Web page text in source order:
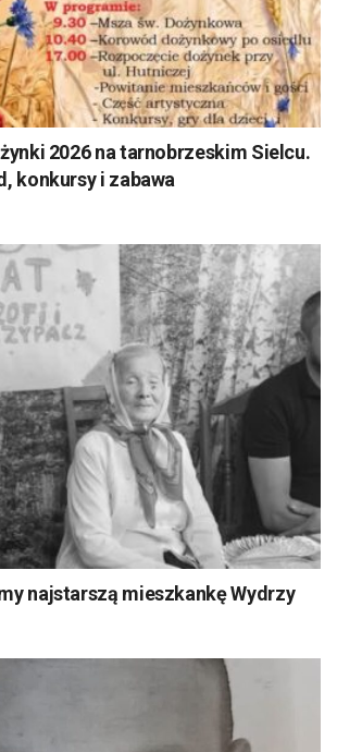
2026 na tarnobrzeskim Sielcu.
konkursy i zabawa
najstarszą mieszkankę Wydrzy